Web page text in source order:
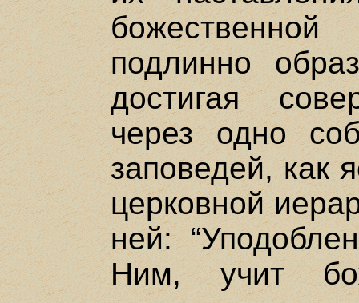
подлинно
достигая
через одно
заповедей, как
церковной
ней:
Ним, учит